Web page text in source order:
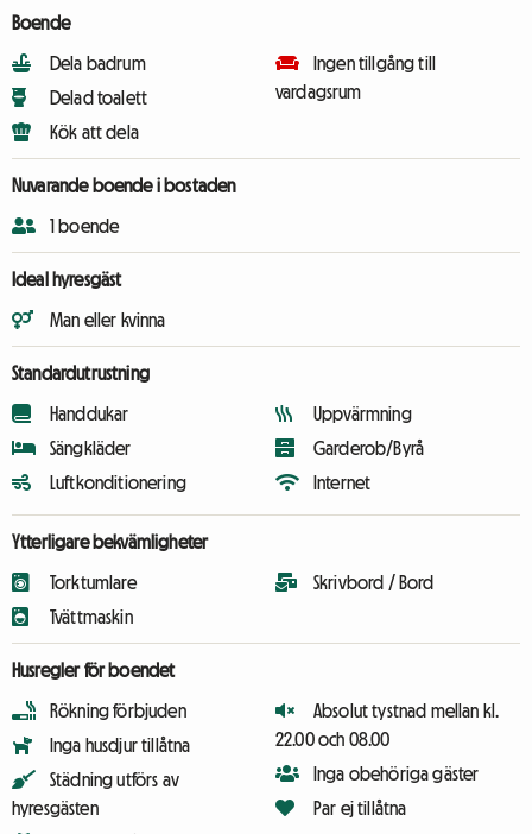
Boende
Dela badrum
Delad toalett
Kök att dela
Ingen tillgång till
vardagsrum
Nuvarande boende i bostaden
1 boende
Ideal hyresgäst
Man eller kvinna
Standardutrustning
Handdukar
Sängkläder
Luftkonditionering
Uppvärmning
Garderob/Byrå
Internet
Ytterligare bekvämligheter
Torktumlare
Tvättmaskin
Skrivbord / Bord
Husregler för boendet
Rökning förbjuden
Inga husdjur tillåtna
Städning utförs av
hyresgästen
Absolut tystnad mellan kl.
22.00 och 08.00
Inga obehöriga gäster
Par ej tillåtna